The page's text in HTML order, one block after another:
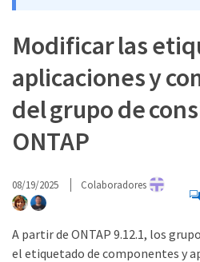
Modificar las
aplicaciones y
del grupo de
ONTAP
08/19/2025 Colaboradores
A partir de ONTAP 9.12.1, los
el etiquetado de componentes y